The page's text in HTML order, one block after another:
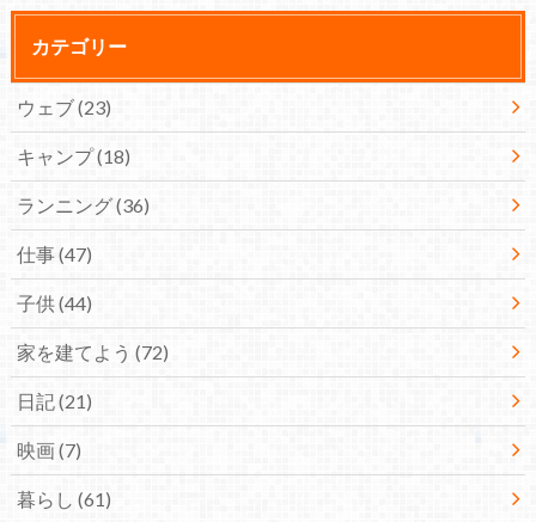
カテゴリー
ウェブ(23)
キャンプ(18)
ランニング(36)
仕事(47)
子供(44)
家を建てよう (72)
日記(21)
映画(7)
暮らし (61)